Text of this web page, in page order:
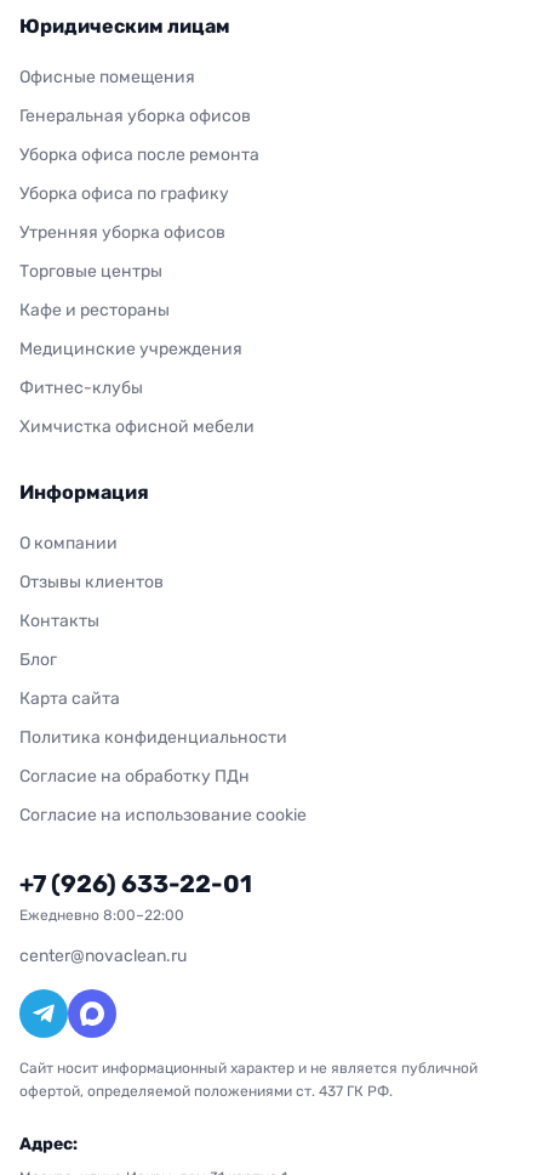
Юридическим лицам
Офисные помещения
Генеральная уборка офисов
Уборка офиса после ремонта
Уборка офиса по графику
Утренняя уборка офисов
Торговые центры
Кафе и рестораны
Медицинские учреждения
Фитнес-клубы
Химчистка офисной мебели
Информация
О компании
Отзывы клиентов
Контакты
Блог
Карта сайта
Политика конфиденциальности
Согласие на обработку ПДн
Согласие на использование cookie
+7 (926) 633-22-01
Ежедневно 8:00–22:00
center@novaclean.ru
Сайт носит информационный характер и не является публичной
офертой, определяемой положениями ст. 437 ГК РФ.
Адрес: